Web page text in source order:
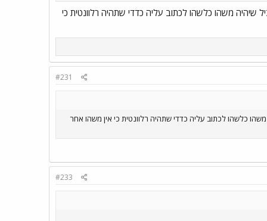
שיהיה משהו כלשהו לכתוב עליה כדדי שתהיה רלוונטית כי
#231
כלשהו לכתוב עליה כדדי שתהיה רלוונטית כי אין משהו אחר
#233